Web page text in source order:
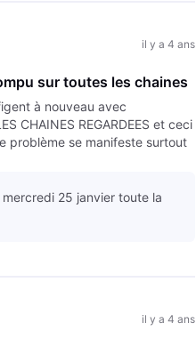
il y a 4 ans
sur toutes les chaines
à nouveau avec
CHAINES REGARDEES et ceci
problème se manifeste surtout
25 janvier toute la
il y a 4 ans